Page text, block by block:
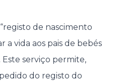
de nascimento
a vida aos pais de bebés
serviço permite,
do registo do